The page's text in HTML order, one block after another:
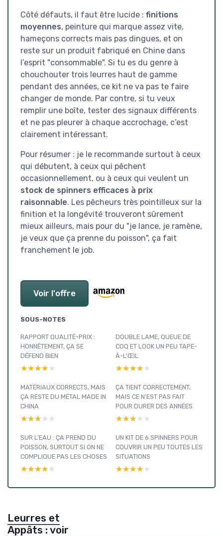
Côté défauts, il faut être lucide : finitions
moyennes, peinture qui marque assez vite,
hameçons corrects mais pas dingues, et on
reste sur un produit fabriqué en Chine dans
l’esprit "consommable". Si tu es du genre à
chouchouter trois leurres haut de gamme
pendant des années, ce kit ne va pas te faire
changer de monde. Par contre, si tu veux
remplir une boîte, tester des signaux différents
et ne pas pleurer à chaque accrochage, c’est
clairement intéressant.
Pour résumer : je le recommande surtout à ceux
qui débutent, à ceux qui pêchent
occasionnellement, ou à ceux qui veulent un
stock de spinners efficaces à prix
raisonnable. Les pêcheurs très pointilleux sur la
finition et la longévité trouveront sûrement
mieux ailleurs, mais pour du "je lance, je ramène,
je veux que ça prenne du poisson", ça fait
franchement le job.
Voir l'offre
SOUS-NOTES
RAPPORT QUALITÉ-PRIX :
HONNÊTEMENT, ÇA SE
DÉFEND BIEN
★★★★★
★★★★★
DOUBLE LAME, QUEUE DE
COQ ET LOOK UN PEU TAPE-
À-L’ŒIL
★★★★★
★★★★★
MATÉRIAUX CORRECTS, MAIS
ÇA RESTE DU MÉTAL MADE IN
CHINA
★★★★★
★★★★★
ÇA TIENT CORRECTEMENT,
MAIS CE N’EST PAS FAIT
POUR DURER DES ANNÉES
★★★★★
★★★★★
SUR L’EAU : ÇA PREND DU
POISSON, SURTOUT SI ON NE
COMPLIQUE PAS LES CHOSES
★★★★★
★★★★★
UN KIT DE 6 SPINNERS POUR
COUVRIR UN PEU TOUTES LES
SITUATIONS
★★★★★
★★★★★
Leurres et
Appâts : voir